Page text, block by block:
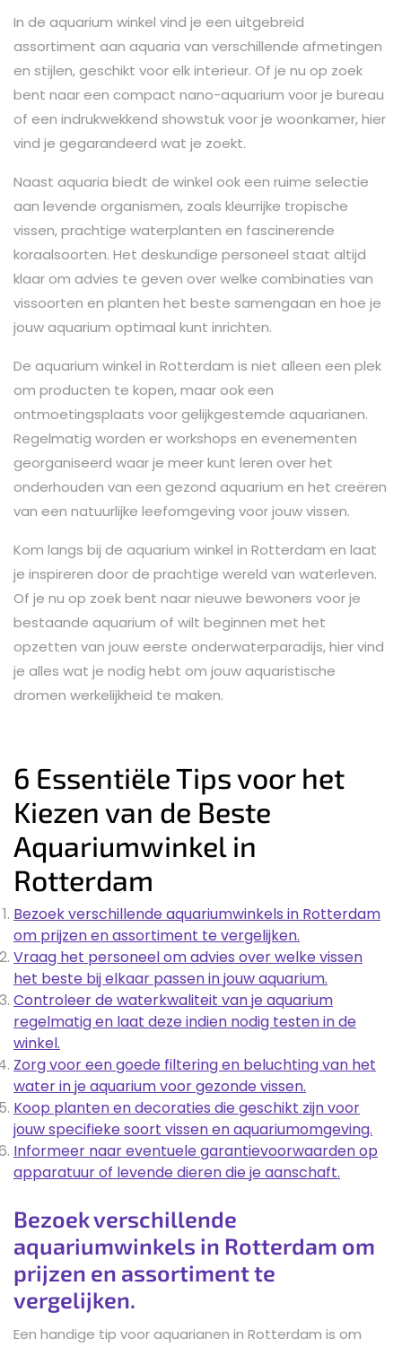
In de aquarium winkel vind je een uitgebreid
assortiment aan aquaria van verschillende afmetingen
en stijlen, geschikt voor elk interieur. Of je nu op zoek
bent naar een compact nano-aquarium voor je bureau
of een indrukwekkend showstuk voor je woonkamer, hier
vind je gegarandeerd wat je zoekt.
Naast aquaria biedt de winkel ook een ruime selectie
aan levende organismen, zoals kleurrijke tropische
vissen, prachtige waterplanten en fascinerende
koraalsoorten. Het deskundige personeel staat altijd
klaar om advies te geven over welke combinaties van
vissoorten en planten het beste samengaan en hoe je
jouw aquarium optimaal kunt inrichten.
De aquarium winkel in Rotterdam is niet alleen een plek
om producten te kopen, maar ook een
ontmoetingsplaats voor gelijkgestemde aquarianen.
Regelmatig worden er workshops en evenementen
georganiseerd waar je meer kunt leren over het
onderhouden van een gezond aquarium en het creëren
van een natuurlijke leefomgeving voor jouw vissen.
Kom langs bij de aquarium winkel in Rotterdam en laat
je inspireren door de prachtige wereld van waterleven.
Of je nu op zoek bent naar nieuwe bewoners voor je
bestaande aquarium of wilt beginnen met het
opzetten van jouw eerste onderwaterparadijs, hier vind
je alles wat je nodig hebt om jouw aquaristische
dromen werkelijkheid te maken.
6 Essentiële Tips voor het
Kiezen van de Beste
Aquariumwinkel in
Rotterdam
Bezoek verschillende aquariumwinkels in Rotterdam
om prijzen en assortiment te vergelijken.
Vraag het personeel om advies over welke vissen
het beste bij elkaar passen in jouw aquarium.
Controleer de waterkwaliteit van je aquarium
regelmatig en laat deze indien nodig testen in de
winkel.
Zorg voor een goede filtering en beluchting van het
water in je aquarium voor gezonde vissen.
Koop planten en decoraties die geschikt zijn voor
jouw specifieke soort vissen en aquariumomgeving.
Informeer naar eventuele garantievoorwaarden op
apparatuur of levende dieren die je aanschaft.
Bezoek verschillende
aquariumwinkels in Rotterdam om
prijzen en assortiment te
vergelijken.
Een handige tip voor aquarianen in Rotterdam is om